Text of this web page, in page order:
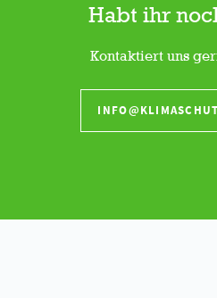
Habt ihr
Kontaktiert uns